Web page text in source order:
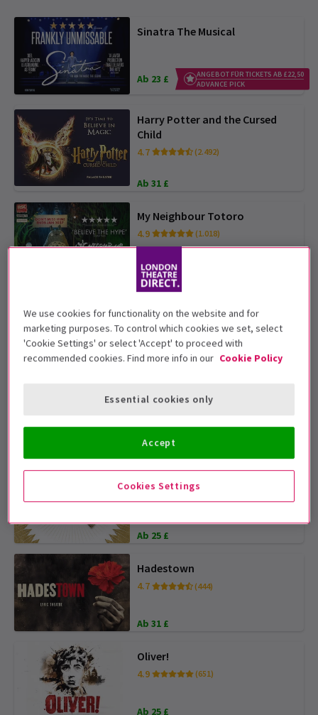
Sinatra The Musical
Ab 23 £
ANGEBOT FÜR TICKETS AB £22,50
ADVANCE PICK
Harry Potter and the Cursed
Child
4.7 (2.492)
Ab 31 £
My Neighbour Totoro
4.9 (1.018)
Ab 19 £
4.8 (14.426)
Ab 43 £
The Comedy About Spies
Ab 15 £
The Book of Mormon
4.8
Ab 25 £
Hadestown
4.7 (444)
Ab 31 £
Oliver!
4.9 (651)
Ab 25 £
We use cookies for functionality on the website and for
marketing purposes. To control which cookies we set, select
'Cookie Settings' or select 'Accept' to proceed with
recommended cookies. Find more info in our Cookie Policy
Cookies Settings
Essential cookies only
Accept